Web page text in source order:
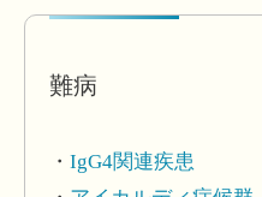
難病
IgG4関連疾患